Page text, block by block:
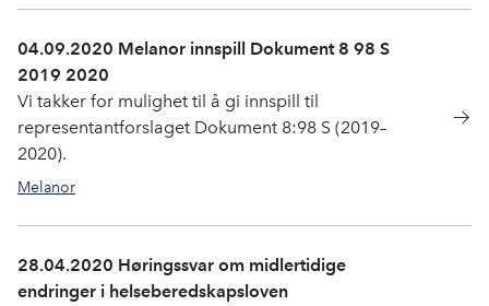
04.09.2020 Melanor innspill Dokument 8 98 S
2019 2020
Vi takker for mulighet til å gi innspill til
representantforslaget Dokument 8:98 S (2019–
2020).
Melanor
28.04.2020 Høringssvar om midlertidige
endringer i helseberedskapsloven